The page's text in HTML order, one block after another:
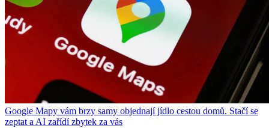
Google Mapy vám brzy samy objednají jídlo cestou domů. Stačí se
zeptat a AI zařídí zbytek za vás